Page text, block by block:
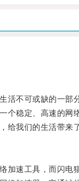
不可或缺的一部分
稳定、高速的网络
我们的生活带来了
速工具，而闪电